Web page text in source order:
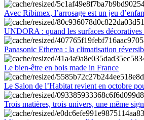
Avec Ribimex, l’arrosage est un jeu
UNDORA : quand les surfaces
Panasonic Etherea : la climatisation
Le bien-être en bois made in France
Le Salon de l’Habitat revient en octobre
Trois matières, trois univers, une même